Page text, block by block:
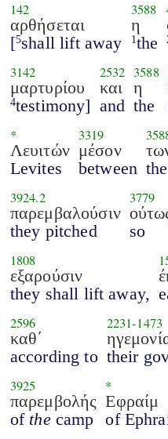
142
αρθήσεται
[5shall lift away
3588
η
1 the
3142
μαρτυρίου
4testimony]
2532
και
and
3588
η
the
*
Λευιτών
Levites
3319
μέσον
between the
3924.2
παρεμβαλούσιν
they pitched
3779
so
1808
εξαρούσιν
they shall lift away,
2596
καθ΄
according to
2231-1473
their
3925
παρεμβολής
of thecamp
*
Εφραίμ
of